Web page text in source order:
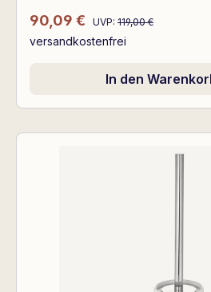
Verkaufspreis:
90,09 € Regulärer Preis:
UVP: 119,00 €
versandkostenfrei
In den